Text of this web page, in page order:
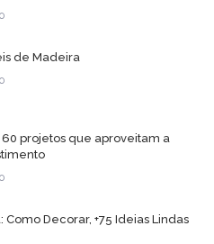
de Madeira
projetos que aproveitam a
Como Decorar, +75 Ideias Lindas